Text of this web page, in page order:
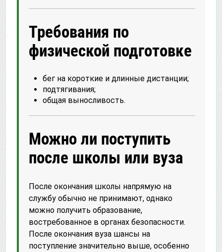
Требования по
физической подготовке
бег на короткие и длинные дистанции;
подтягивания;
общая выносливость.
Можно ли поступить
после школы или вуза
После окончания школы напрямую на
службу обычно не принимают, однако
можно получить образование,
востребованное в органах безопасности.
После окончания вуза шансы на
поступление значительно выше, особенно